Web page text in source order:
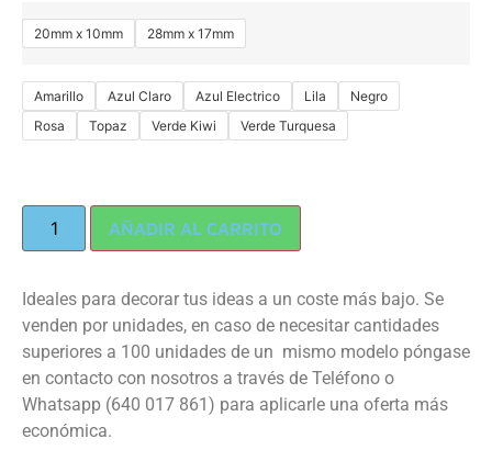
20mm x 10mm 28mm x 17mm
Amarillo Azul Claro Azul Electrico Lila
Negro
Rosa
Topaz Verde Kiwi Verde Turquesa
AÑADIR AL CARRITO
Ideales para decorar tus ideas a un coste más bajo. Se
venden por unidades, en caso de necesitar cantidades
superiores a 100 unidades de un mismo modelo póngase
en contacto con nosotros a través de Teléfono o
Whatsapp (640 017 861) para aplicarle una oferta más
económica.